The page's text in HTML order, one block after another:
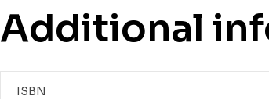
Additional
ISBN